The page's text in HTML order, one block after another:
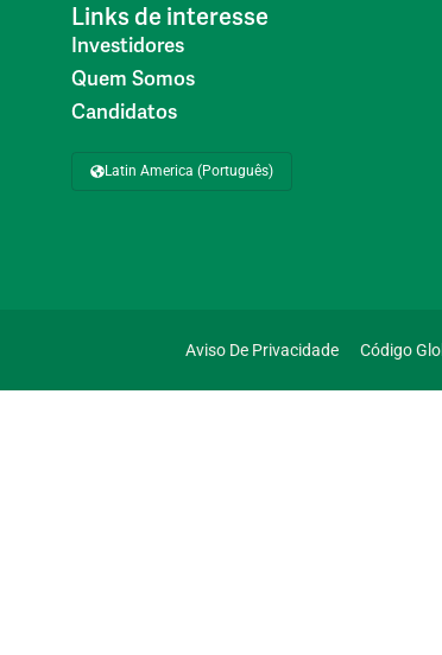
Links de interesse
Investidores
Quem Somos
Candidatos
Latin America (Português)
Aviso De Privacidade Código